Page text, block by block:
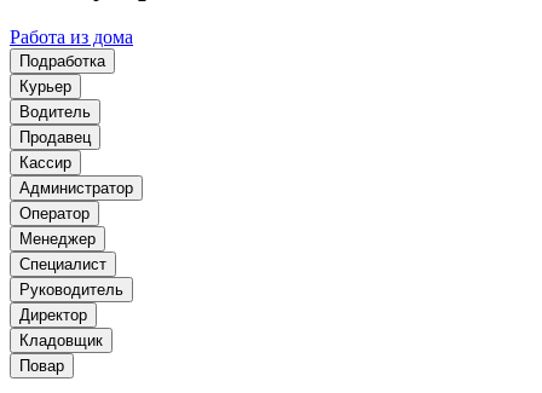
Работа из дома
Подработка
Курьер
Водитель
Продавец
Кассир
Администратор
Оператор
Менеджер
Специалист
Руководитель
Директор
Кладовщик
Повар